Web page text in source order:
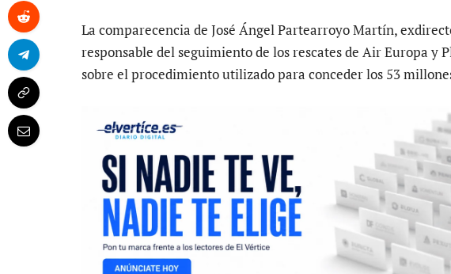
La comparecencia de José Ángel Partearroyo Martín,
responsable del seguimiento de los rescates de Air Europa y
sobre el procedimiento utilizado para conceder los 53